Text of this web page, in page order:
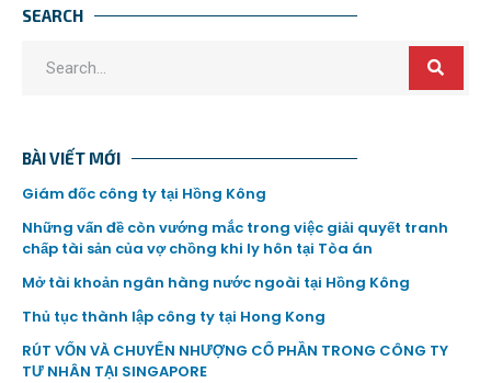
SEARCH
BÀI VIẾT MỚI
Giám đốc công ty tại Hồng Kông
Những vấn đề còn vướng mắc trong việc giải quyết tranh
chấp tài sản của vợ chồng khi ly hôn tại Tòa án
Mở tài khoản ngân hàng nước ngoài tại Hồng Kông
Thủ tục thành lập công ty tại Hong Kong
RÚT VỐN VÀ CHUYỂN NHƯỢNG CỔ PHẦN TRONG CÔNG TY
TƯ NHÂN TẠI SINGAPORE